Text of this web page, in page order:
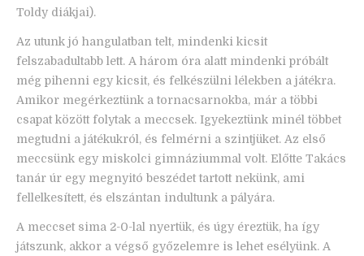
Toldy diákjai).
Az utunk jó hangulatban telt, mindenki kicsit
felszabadultabb lett. A három óra alatt mindenki próbált
még pihenni egy kicsit, és felkészülni lélekben a játékra.
Amikor megérkeztünk a tornacsarnokba, már a többi
csapat között folytak a meccsek. Igyekeztünk minél többet
megtudni a játékukról, és felmérni a szintjüket. Az első
meccsünk egy miskolci gimnáziummal volt. Előtte Takács
tanár úr egy megnyitó beszédet tartott nekünk, ami
fellelkesített, és elszántan indultunk a pályára.
A meccset sima 2-0-lal nyertük, és úgy éreztük, ha így
játszunk, akkor a végső győzelemre is lehet esélyünk. A